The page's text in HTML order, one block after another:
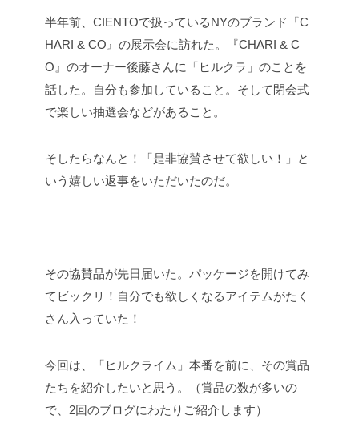
半年前、CIENTOで扱っているNYのブランド『C
HARI & CO』の展示会に訪れた。『CHARI & C
O』のオーナー後藤さんに「ヒルクラ」のことを
話した。自分も参加していること。そして閉会式
で楽しい抽選会などがあること。
そしたらなんと！「是非協賛させて欲しい！」と
いう嬉しい返事をいただいたのだ。
その協賛品が先日届いた。パッケージを開けてみ
てビックリ！自分でも欲しくなるアイテムがたく
さん入っていた！
今回は、「ヒルクライム」本番を前に、その賞品
たちを紹介したいと思う。（賞品の数が多いの
で、2回のブログにわたりご紹介します）